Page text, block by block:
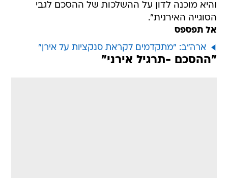
והיא מוכנה לדון על ההשלכות של ההסכם לגבי
הסוגייה האירנית".
אל תפספס
ארה"ב: "מתקדמים לקראת סנקציות על אירן"
"ההסכם -תרגיל אירני"